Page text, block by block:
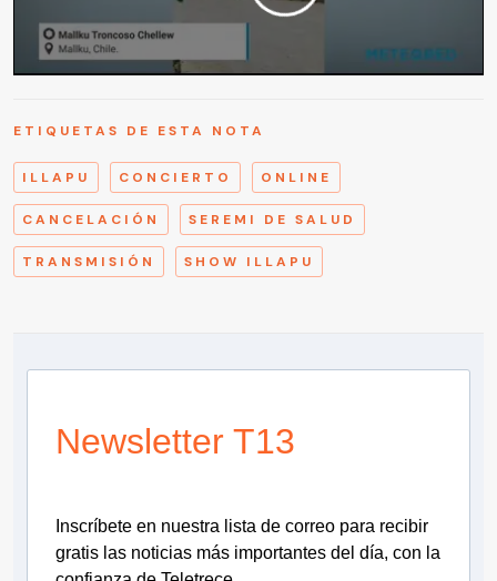
ETIQUETAS DE ESTA NOTA
ILLAPU CONCIERTO ONLINE
CANCELACIÓN SEREMI DE SALUD
TRANSMISIÓN SHOW ILLAPU
Newsletter T13
Inscríbete en nuestra lista de correo para recibir
gratis las noticias más importantes del día, con la